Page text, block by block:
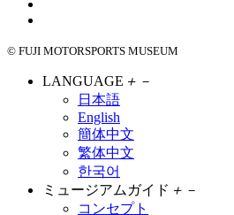
© FUJI MOTORSPORTS MUSEUM
LANGUAGE ＋ －
日本語
English
簡体中文
繁体中文
한국어
ミュージアムガイド ＋ －
コンセプト